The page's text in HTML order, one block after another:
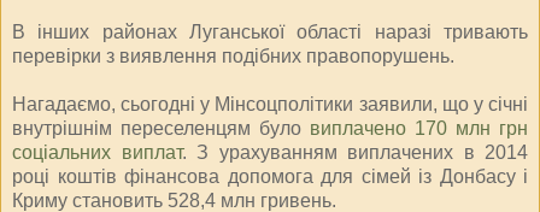
В інших районах Луганської області наразі тривають
перевірки з виявлення подібних правопорушень.
Нагадаємо, сьогодні у Мінсоцполітики заявили, що у січні
внутрішнім переселенцям було виплачено 170 млн грн
соціальних виплат. З урахуванням виплачених в 2014
році коштів фінансова допомога для сімей із Донбасу і
Криму становить 528,4 млн гривень.